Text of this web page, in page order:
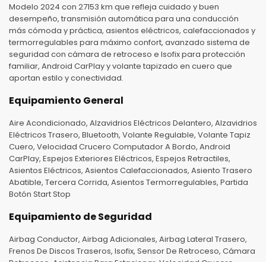
Modelo 2024 con 27153 km que refleja cuidado y buen
desempeño, transmisión automática para una conducción
más cómoda y práctica, asientos eléctricos, calefaccionados y
termorregulables para máximo confort, avanzado sistema de
seguridad con cámara de retroceso e Isofix para protección
familiar, Android CarPlay y volante tapizado en cuero que
aportan estilo y conectividad.
Equipamiento General
Aire Acondicionado, Alzavidrios Eléctricos Delantero, Alzavidrios
Eléctricos Trasero, Bluetooth, Volante Regulable, Volante Tapiz
Cuero, Velocidad Crucero Computador A Bordo, Android
CarPlay, Espejos Exteriores Eléctricos, Espejos Retractiles,
Asientos Eléctricos, Asientos Calefaccionados, Asiento Trasero
Abatible, Tercera Corrida, Asientos Termorregulables, Partida
Botón Start Stop
Equipamiento de Seguridad
Airbag Conductor, Airbag Adicionales, Airbag Lateral Trasero,
Frenos De Discos Traseros, Isofix, Sensor De Retroceso, Cámara